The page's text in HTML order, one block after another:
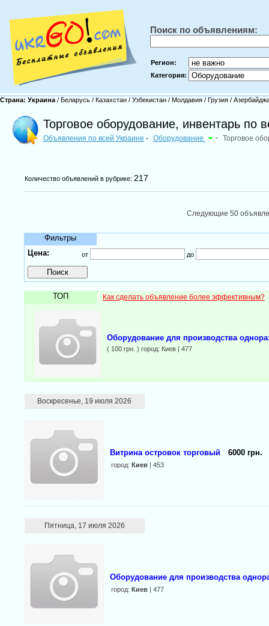
Поиск по объявлениям:
Регион:
Категория:
Страна: Украина / Беларусь / Казахстан / Узбекистан / Молдавия / Грузия /
Торговое оборудование, инвентарь по
Объявления по всей Украине - Оборудование - Торговое
Количество объявлений в рубрике: 217
Следующие 50
Фильтры
Цена:
от до
ТОП Как сделать объявление более эффективным?
Оборудование для производства
( 100 грн. ) город: Киев | 477
Воскресенье, 19 июля 2026
Витрина островок торговый 6000 грн.
город: Киев| 453
Пятница, 17 июля 2026
Оборудование для производства
город: Киев| 477